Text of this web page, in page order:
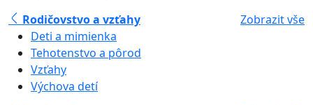
Rodičovstvo a vzťahy
Zobrazit vše
Deti a mimienka
Tehotenstvo a pôrod
Vzťahy
Výchova detí